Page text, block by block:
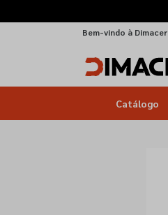
Bem-vindo à Dimacer
Catálogo